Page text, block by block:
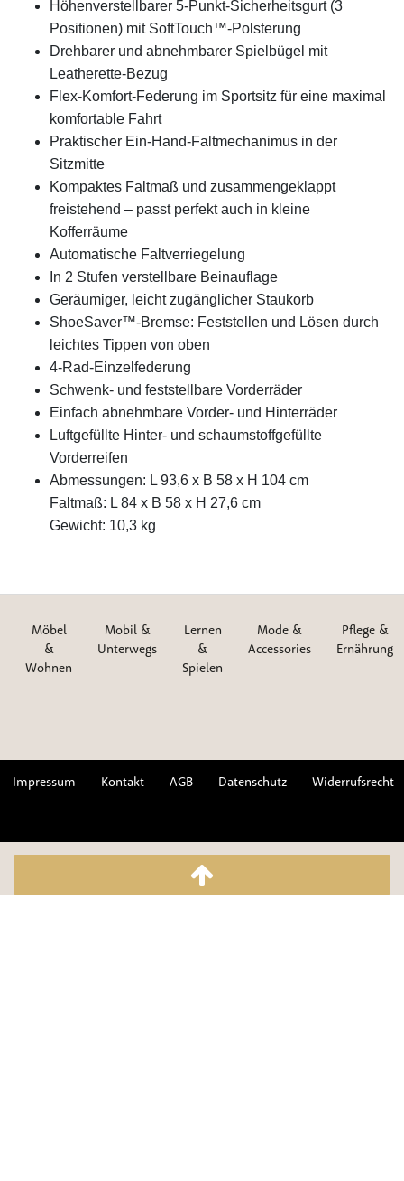
Höhenverstellbarer 5-Punkt-Sicherheitsgurt (3
Positionen) mit SoftTouch™-Polsterung
Drehbarer und abnehmbarer Spielbügel mit
Leatherette-Bezug
Flex-Komfort-Federung im Sportsitz für eine maximal
komfortable Fahrt
Praktischer Ein-Hand-Faltmechanimus in der
Sitzmitte
Kompaktes Faltmaß und zusammengeklappt
freistehend – passt perfekt auch in kleine
Kofferräume
Automatische Faltverriegelung
In 2 Stufen verstellbare Beinauflage
Geräumiger, leicht zugänglicher Staukorb
ShoeSaver™-Bremse: Feststellen und Lösen durch
leichtes Tippen von oben
4-Rad-Einzelfederung
Schwenk- und feststellbare Vorderräder
Einfach abnehmbare Vorder- und Hinterräder
Luftgefüllte Hinter- und schaumstoffgefüllte
Vorderreifen
Abmessungen: L 93,6 x B 58 x H 104 cm
Faltmaß: L 84 x B 58 x H 27,6 cm
Gewicht: 10,3 kg
Möbel
&
Wohnen
Mobil &
Unterwegs
Lernen
&
Spielen
Mode &
Accessories
Pflege &
Ernährung
Impressum Kontakt AGB Datenschutz Widerrufsrecht